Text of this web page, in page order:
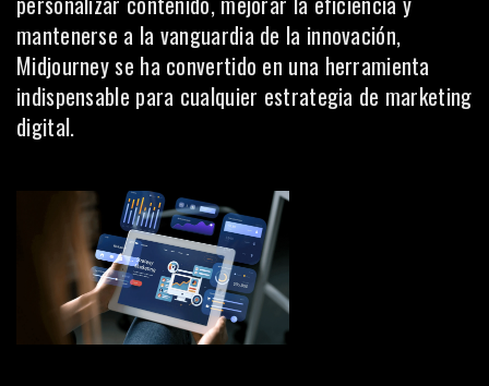
mantenerse a la vanguardia de la innovación,
Midjourney se ha convertido en una herramienta
indispensable para cualquier estrategia de marketing
digital.